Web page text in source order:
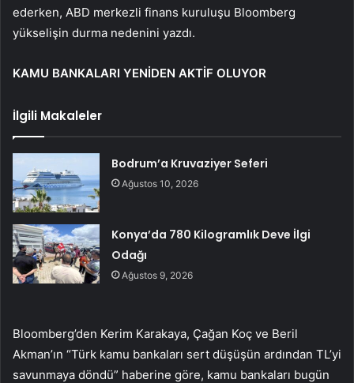
ederken, ABD merkezli finans kuruluşu Bloomberg
yükselişin durma nedenini yazdı.
KAMU BANKALARI YENİDEN AKTİF OLUYOR
İlgili Makaleler
Bodrum’a Kruvaziyer Seferi
Ağustos 10, 2026
Konya’da 780 Kilogramlık Deve İlgi
Odağı
Ağustos 9, 2026
Bloomberg’den Kerim Karakaya, Çağan Koç ve Beril
Akman’ın “Türk kamu bankaları sert düşüşün ardından TL’yi
savunmaya döndü” haberine göre, kamu bankaları bugün